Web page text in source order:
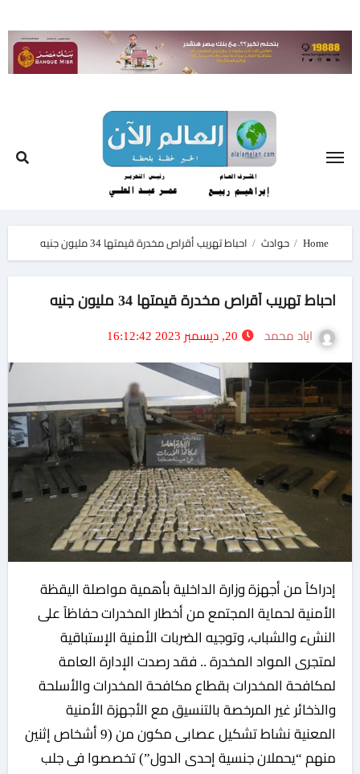
to
content
Home حوادث احباط تهريب أقراص مخدرة قيمتها 34 مليون جنيه
احباط تهريب أقراص مخدرة قيمتها 34 مليون جنيه
اياد محمد
الأمنية لحماية المجتمع من أخطار المخدرات حفاظاً على
النشء والشباب، وتوجيه الضربات الأمنية الإستباقية
لمتجرى المواد المخدرة .. فقد رصدت الإدارة العامة
لمكافحة المخدرات بقطاع مكافحة المخدرات والأسلحة
والذخائر غير المرخصة بالتنسيق مع الأجهزة الأمنية
المعنية نشاط تشكيل عصابى مكون من (9 أشخاص إثنين
منهم “يحملان جنسية إحدى الدول”) تخصصوا فى جلب